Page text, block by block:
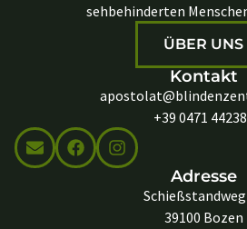
sehbehinderten
ÜBER UNS
Kontakt
+39 0471
Adresse
Schießstandweg
39100 Bozen